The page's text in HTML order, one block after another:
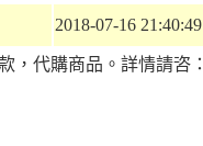
2018-07-16 21:40:49
，代購商品。詳情請咨